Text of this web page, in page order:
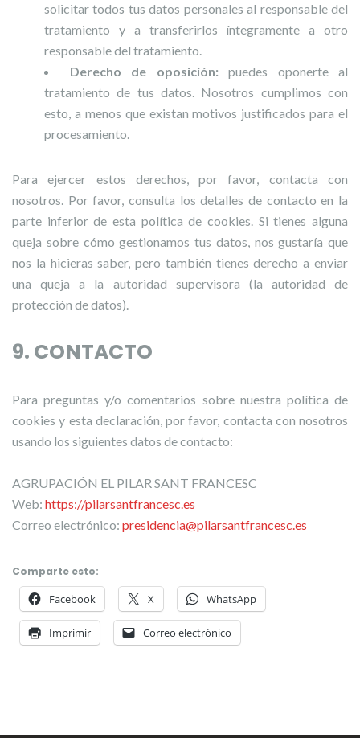
solicitar todos tus datos personales al responsable del
tratamiento y a transferirlos íntegramente a otro
responsable del tratamiento.
Derecho de oposición: puedes oponerte al
tratamiento de tus datos. Nosotros cumplimos con
esto, a menos que existan motivos justificados para el
procesamiento.
Para ejercer estos derechos, por favor, contacta con
nosotros. Por favor, consulta los detalles de contacto en la
parte inferior de esta política de cookies. Si tienes alguna
queja sobre cómo gestionamos tus datos, nos gustaría que
nos la hicieras saber, pero también tienes derecho a enviar
una queja a la autoridad supervisora (la autoridad de
protección de datos).
9. CONTACTO
Para preguntas y/o comentarios sobre nuestra política de
cookies y esta declaración, por favor, contacta con nosotros
usando los siguientes datos de contacto:
AGRUPACIÓN EL PILAR SANT FRANCESC
Web: https://pilarsantfrancesc.es
Correo electrónico: presidencia@pilarsantfrancesc.es
Comparte esto:
Facebook X WhatsApp
Imprimir Correo electrónico